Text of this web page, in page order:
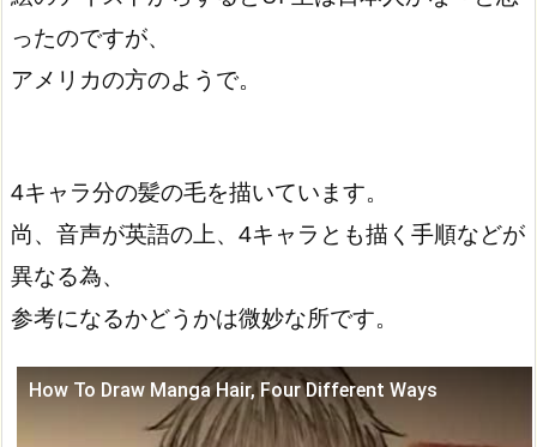
ったのですが、
アメリカの方のようで。
4キャラ分の髪の毛を描いています。
尚、音声が英語の上、4キャラとも描く手順などが
異なる為、
参考になるかどうかは微妙な所です。
How To Draw Manga Hair, Four Different Ways
この動画を YouTube で視聴